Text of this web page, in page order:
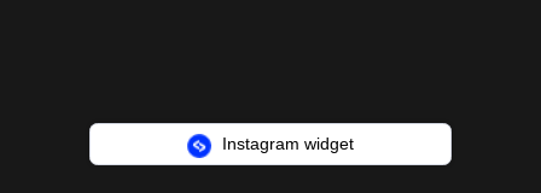
Instagram widget